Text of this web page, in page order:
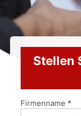
Stellen
Anfrageformular
Firmenname *